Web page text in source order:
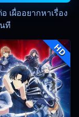
เผื่ออยากหาเรื่อง
ที
HD